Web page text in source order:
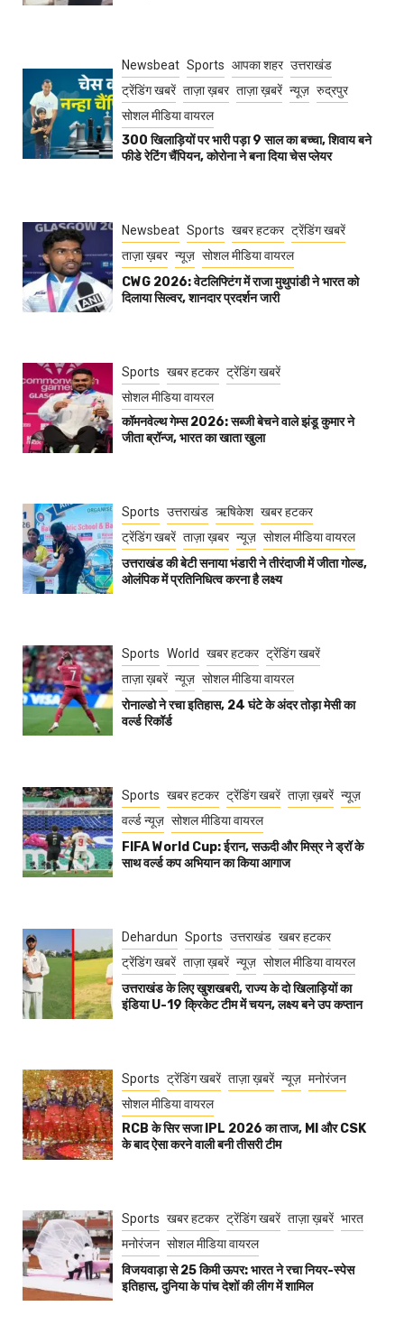
Newsbeat Sports आपका शहर उत्तराखंड
ट्रेंडिंग खबरें ताज़ा ख़बर ताज़ा ख़बरें न्यूज़ रुद्रपुर
सोशल मीडिया वायरल
300 खिलाड़ियों पर भारी पड़ा 9 साल का बच्चा, शिवाय बने
फीडे रेटिंग चैंपियन, कोरोना ने बना दिया चेस प्लेयर
Newsbeat Sports खबर हटकर ट्रेंडिंग खबरें
ताज़ा ख़बर न्यूज़ सोशल मीडिया वायरल
CWG 2026: वेटलिफ्टिंग में राजा मुथुपांडी ने भारत को
दिलाया सिल्वर, शानदार प्रदर्शन जारी
Sports खबर हटकर ट्रेंडिंग खबरें
सोशल मीडिया वायरल
कॉमनवेल्थ गेम्स 2026: सब्जी बेचने वाले झंडू कुमार ने
जीता ब्रॉन्ज, भारत का खाता खुला
Sports उत्तराखंड ऋषिकेश खबर हटकर
ट्रेंडिंग खबरें ताज़ा ख़बर न्यूज़ सोशल मीडिया वायरल
उत्तराखंड की बेटी सनाया भंडारी ने तीरंदाजी में जीता गोल्ड,
ओलंपिक में प्रतिनिधित्व करना है लक्ष्य
Sports World खबर हटकर ट्रेंडिंग खबरें
ताज़ा ख़बरें न्यूज़ सोशल मीडिया वायरल
रोनाल्डो ने रचा इतिहास, 24 घंटे के अंदर तोड़ा मेसी का
वर्ल्ड रिकॉर्ड
Sports खबर हटकर ट्रेंडिंग खबरें ताज़ा ख़बरें न्यूज़
वर्ल्ड न्यूज़ सोशल मीडिया वायरल
FIFA World Cup: ईरान, सऊदी और मिस्र ने ड्रॉ के
साथ वर्ल्ड कप अभियान का किया आगाज
Dehardun Sports उत्तराखंड खबर हटकर
ट्रेंडिंग खबरें ताज़ा ख़बरें न्यूज़ सोशल मीडिया वायरल
उत्तराखंड के लिए खुशखबरी, राज्य के दो खिलाड़ियों का
इंडिया U-19 क्रिकेट टीम में चयन, लक्ष्य बने उप कप्तान
Sports ट्रेंडिंग खबरें ताज़ा ख़बरें न्यूज़ मनोरंजन
सोशल मीडिया वायरल
RCB के सिर सजा IPL 2026 का ताज, MI और CSK
के बाद ऐसा करने वाली बनी तीसरी टीम
Sports खबर हटकर ट्रेंडिंग खबरें ताज़ा ख़बरें भारत
मनोरंजन सोशल मीडिया वायरल
विजयवाड़ा से 25 किमी ऊपर: भारत ने रचा नियर-स्पेस
इतिहास, दुनिया के पांच देशों की लीग में शामिल